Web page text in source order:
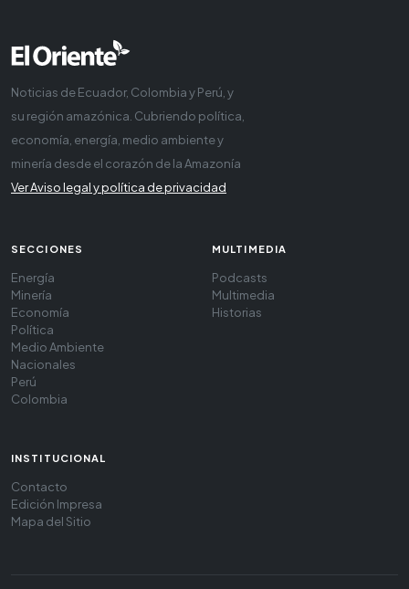
Noticias de Ecuador, Colombia y Perú, y
su región amazónica. Cubriendo política,
economía, energía, medio ambiente y
minería desde el corazón de la Amazonía
Ver Aviso legal y política de privacidad
SECCIONES
Energía
Minería
Economía
Política
Medio Ambiente
Nacionales
Perú
Colombia
MULTIMEDIA
Podcasts
Multimedia
Historias
INSTITUCIONAL
Contacto
Edición Impresa
Mapa del Sitio